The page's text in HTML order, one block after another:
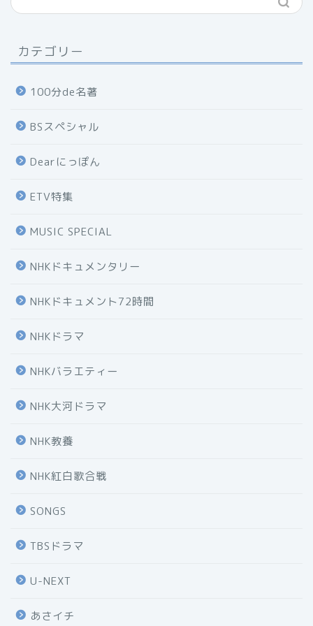
カテゴリー
100分de名著
BSスペシャル
Dearにっぽん
ETV特集
MUSIC SPECIAL
NHKドキュメンタリー
NHKドキュメント72時間
NHKドラマ
NHKバラエティー
NHK大河ドラマ
NHK教養
NHK紅白歌合戦
SONGS
TBSドラマ
U-NEXT
あさイチ